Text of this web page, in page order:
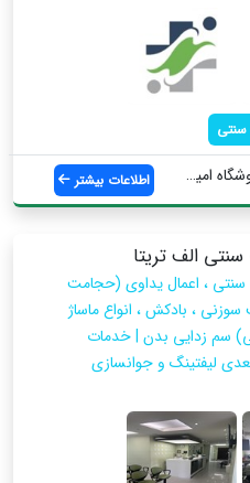
امیرا... اطلاعات بیشتر
الف تریتا
، اعمال یداوی (حجامت
، بادکش ، انواع ماساژ
سم زدایی بدن | خدمات
(هایفو 7 بعدی لیفتینگ و جوانسازی